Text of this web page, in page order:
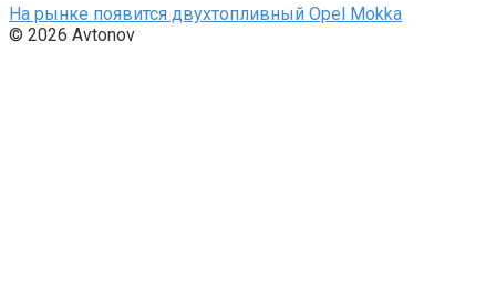
На рынке появится двухтопливный Opel Mokka
© 2026 Avtonov